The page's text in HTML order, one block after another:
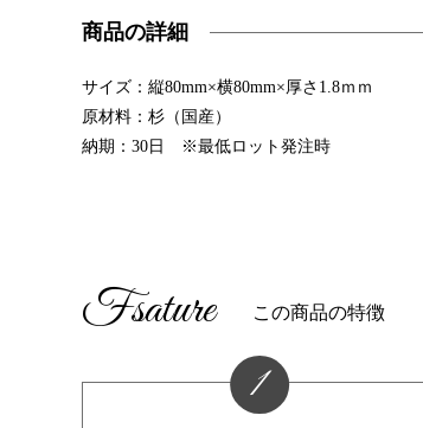
商品の詳細
サイズ：縦80mm×横80mm×厚さ1.8ｍｍ
原材料：杉（国産）
納期：30日 ※最低ロット発注時
Fsature この商品の特徴
1